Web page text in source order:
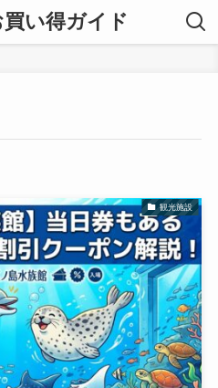
い得ガイド
観光施設